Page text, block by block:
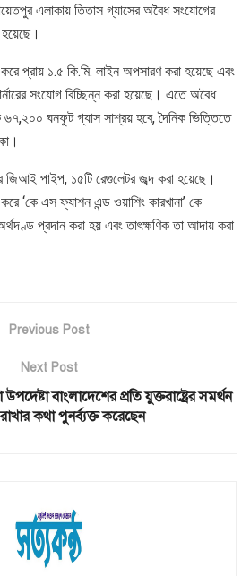
এলাকায় তিতাস গ্যাসের অবৈধ সংযোগের
করে প্রায় ১.৫ কি.মি. লাইন অপসারণ করা হয়েছে এবং
সংযোগ বিচ্ছিন্ন করা হয়েছে। এতে অবৈধ
৬৭,২০০ ঘনফুট গ্যাস সাশ্রয় হবে, দৈনিক ভিত্তিতে
জিআই পাইপ, ১৫টি রেগুলেটর জব্দ করা হয়েছে।
‘কে এস ফ্যাশন এন্ড ওয়াশিং কারখানা’ কে
প্রদান করা হয় এবং তাৎক্ষণিক তা আদায় করা
Previous Post
Next Post
উপদেষ্টা বাংলাদেশের প্রতি যুক্তরাষ্ট্রের সমর্থন
কথা পুনর্ব্যক্ত করেছেন